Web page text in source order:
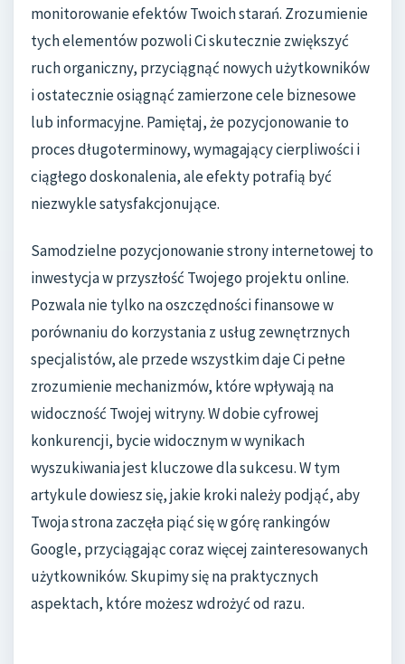
monitorowanie efektów Twoich starań. Zrozumienie
tych elementów pozwoli Ci skutecznie zwiększyć
ruch organiczny, przyciągnąć nowych użytkowników
i ostatecznie osiągnąć zamierzone cele biznesowe
lub informacyjne. Pamiętaj, że pozycjonowanie to
proces długoterminowy, wymagający cierpliwości i
ciągłego doskonalenia, ale efekty potrafią być
niezwykle satysfakcjonujące.
Samodzielne pozycjonowanie strony internetowej to
inwestycja w przyszłość Twojego projektu online.
Pozwala nie tylko na oszczędności finansowe w
porównaniu do korzystania z usług zewnętrznych
specjalistów, ale przede wszystkim daje Ci pełne
zrozumienie mechanizmów, które wpływają na
widoczność Twojej witryny. W dobie cyfrowej
konkurencji, bycie widocznym w wynikach
wyszukiwania jest kluczowe dla sukcesu. W tym
artykule dowiesz się, jakie kroki należy podjąć, aby
Twoja strona zaczęła piąć się w górę rankingów
Google, przyciągając coraz więcej zainteresowanych
użytkowników. Skupimy się na praktycznych
aspektach, które możesz wdrożyć od razu.